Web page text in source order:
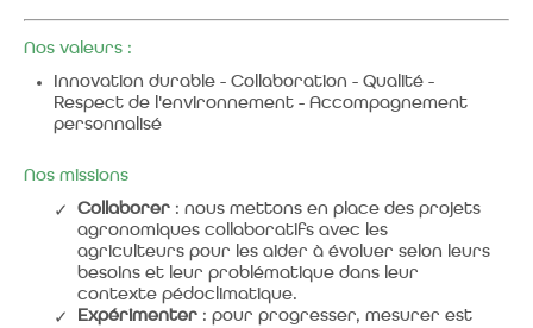
Nos valeurs :
Innovation durable - Collaboration - Qualité -
Respect de l'environnement - Accompagnement
personnalisé
Nos missions
Collaborer : nous mettons en place des projets
agronomiques collaboratifs avec les
agriculteurs pour les aider à évoluer selon leurs
besoins et leur problématique dans leur
contexte pédoclimatique.
Expérimenter : pour progresser, mesurer est